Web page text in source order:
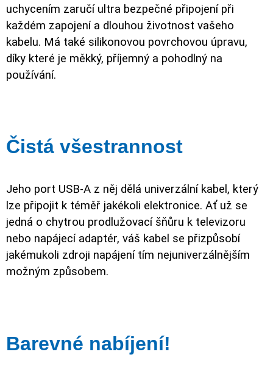
uchycením zaručí ultra bezpečné připojení při
každém zapojení a dlouhou životnost vašeho
kabelu. Má také silikonovou povrchovou úpravu,
díky které je měkký, příjemný a pohodlný na
používání.
Čistá všestrannost
Jeho port USB-A z něj dělá univerzální kabel, který
lze připojit k téměř jakékoli elektronice. Ať už se
jedná o chytrou prodlužovací šňůru k televizoru
nebo napájecí adaptér, váš kabel se přizpůsobí
jakémukoli zdroji napájení tím nejuniverzálnějším
možným způsobem.
Barevné nabíjení!